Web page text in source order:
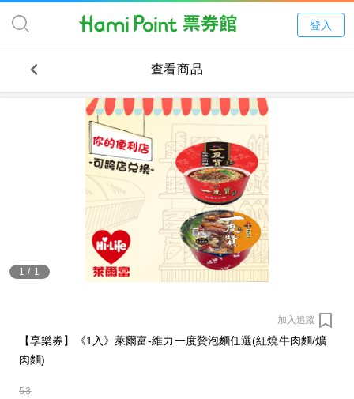
登入
查看商品
1 / 1
加入追蹤
【享樂券】《1入》萊爾富-維力一度贊泡麵任選(紅燒牛肉麵/爌
肉麵)
53